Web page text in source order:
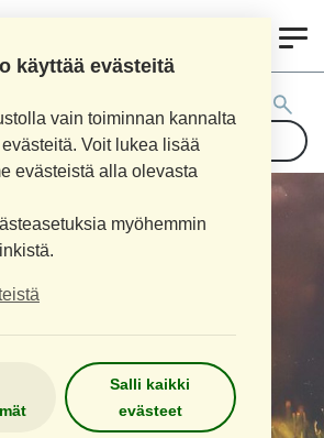
käyttää evästeitä
vain toiminnan kannalta
Voit lukea lisää
evästeistä alla olevasta
myöhemmin
Salli kaikki
evästeet